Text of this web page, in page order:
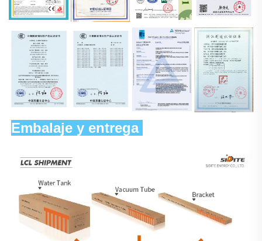
Embalaje y entrega